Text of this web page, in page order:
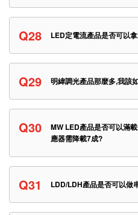
Q28 LED定電流產品是否可以
Q29 明緯調光產品那麼多,我該
Q30
MW LED產品是否可以滿
應器需降載7成?
Q31 LDD/LDH產品是否可以做